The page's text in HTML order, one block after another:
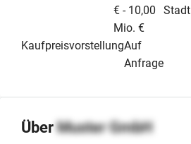
€ - 10,00
Mio. €
KaufpreisvorstellungAuf
Anfrage
Stadt
ÜberMuster GmbH